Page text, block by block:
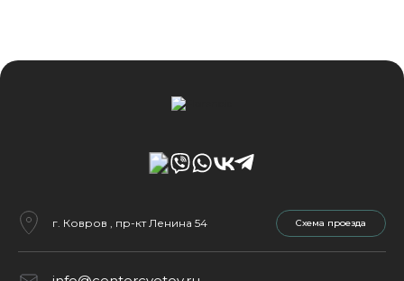
г. Ковров , пр-кт Ленина 54 Cхема проезда